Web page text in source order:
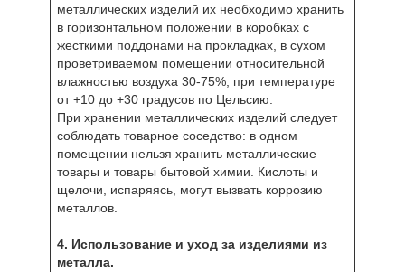
металлических изделий их необходимо хранить
в горизонтальном положении в коробках с
жесткими поддонами на прокладках, в сухом
проветриваемом помещении относительной
влажностью воздуха 30-75%, при температуре
от +10 до +30 градусов по Цельсию.
При хранении металлических изделий следует
соблюдать товарное соседство: в одном
помещении нельзя хранить металлические
товары и товары бытовой химии. Кислоты и
щелочи, испаряясь, могут вызвать коррозию
металлов.
4. Использование и уход за изделиями из
металла.